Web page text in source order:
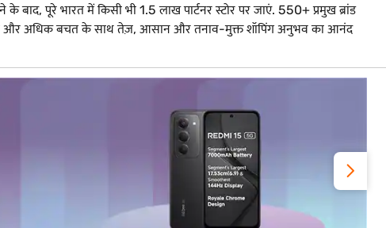
पूरे भारत में किसी भी 1.5 लाख पार्टनर स्टोर पर जाएं. 550+ प्रमुख ब्रांड
और अधिक बचत के साथ तेज़, आसान और तनाव-मुक्त शॉपिंग अनुभव का आनंद